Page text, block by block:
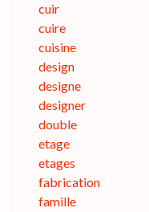
cuir
cuire
cuisine
design
designe
designer
double
etage
etages
fabrication
famille